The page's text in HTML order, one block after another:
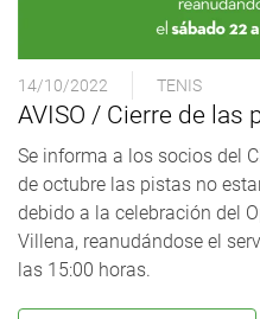
14/10/2022 TENIS
AVISO / Cierre de las
Se informa a los socios del
de octubre las pistas no
debido a la celebración del
Villena, reanudándose el
las 15:00 horas.